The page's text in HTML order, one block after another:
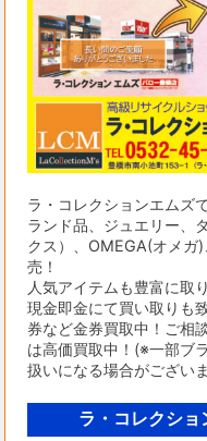
ラ・コレクションエムズ
ランド品、ジュエリー、
クス）、OMEGA(オメガ
売！
人気アイテムも豊富に取
現金即金にて買い取りも
券など金券買取中！ご相
は高価買取中！(※一部ブ
扱いになる場合がござい
ラ・コレクシ